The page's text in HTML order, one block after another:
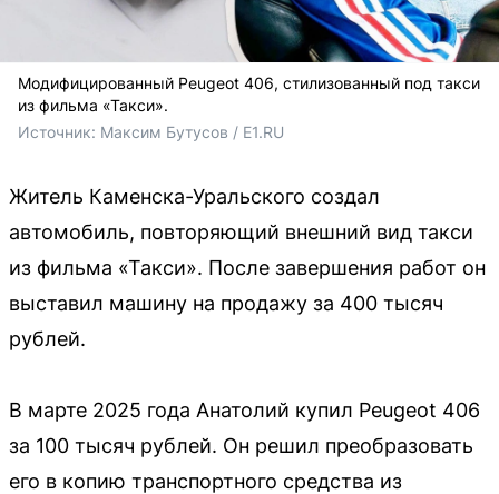
Модифицированный Peugeot 406, стилизованный под такси
из фильма «Такси».
Источник: Максим Бутусов / E1.RU
Житель Каменска-Уральского создал
автомобиль, повторяющий внешний вид такси
из фильма «Такси». После завершения работ он
выставил машину на продажу за 400 тысяч
рублей.
В марте 2025 года Анатолий купил Peugeot 406
за 100 тысяч рублей. Он решил преобразовать
его в копию транспортного средства из